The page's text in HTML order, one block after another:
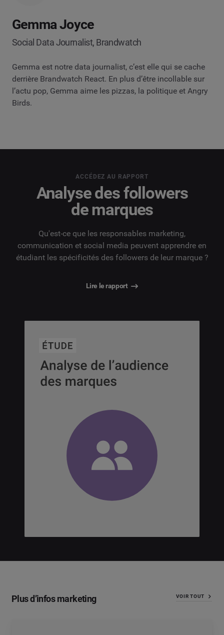
Gemma Joyce
Social Data Journalist, Brandwatch
Gemma est notre data journalist, c’est elle qui se cache
derrière Brandwatch React. En plus d’être incollable sur
l’actu pop, Gemma aime les pizzas, la politique et Angry
Birds.
ACCÉDEZ AU RAPPORT
Analyse des followers
de marques
Qu'est-ce que les responsables marketing,
communication et social media peuvent apprendre en
étudiant les spécificités des followers de leur marque ?
Lire le rapport
Plus d’infos marketing VOIR TOUT